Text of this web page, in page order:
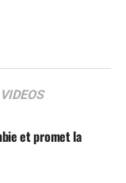
VIDEOS
et promet la